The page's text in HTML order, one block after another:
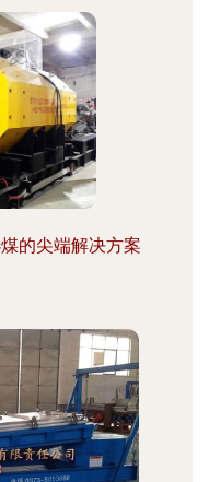
的尖端解决方案